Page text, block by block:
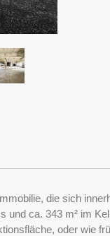
die sich
und ca. 343 m² im
oder wie